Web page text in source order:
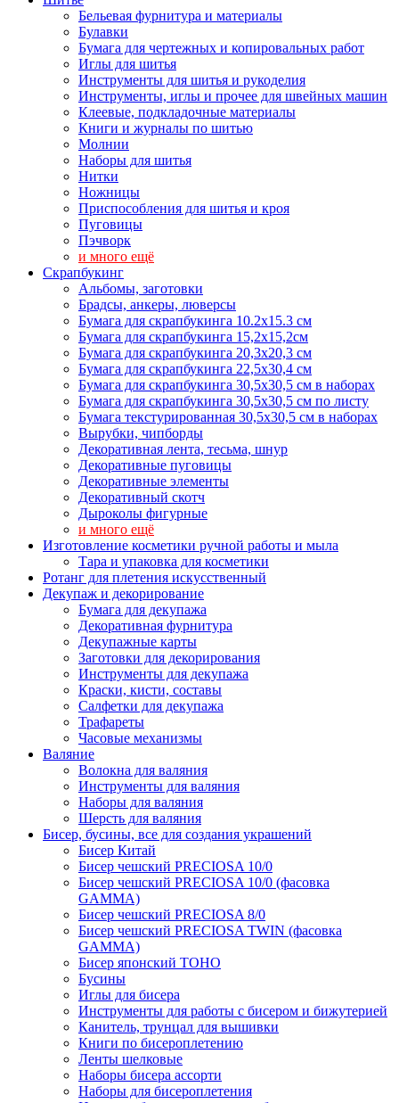
Бельевая фурнитура и материалы
Булавки
Бумага для чертежных и копировальных работ
Иглы для шитья
Инструменты для шитья и рукоделия
Инструменты, иглы и прочее для швейных машин
Клеевые, подкладочные материалы
Книги и журналы по шитью
Молнии
Наборы для шитья
Нитки
Ножницы
Приспособления для шитья и кроя
Пуговицы
Пэчворк
и много ещё
Скрапбукинг
Альбомы, заготовки
Брадсы, анкеры, люверсы
Бумага для скрапбукинга 10.2х15.3 см
Бумага для скрапбукинга 15,2х15,2см
Бумага для скрапбукинга 20,3х20,3 см
Бумага для скрапбукинга 22,5х30,4 см
Бумага для скрапбукинга 30,5х30,5 см в наборах
Бумага для скрапбукинга 30,5х30,5 см по листу
Бумага текстурированная 30,5х30,5 см в наборах
Вырубки, чипборды
Декоративная лента, тесьма, шнур
Декоративные пуговицы
Декоративные элементы
Декоративный скотч
Дыроколы фигурные
и много ещё
Изготовление косметики ручной работы и мыла
Тара и упаковка для косметики
Ротанг для плетения искусственный
Декупаж и декорирование
Бумага для декупажа
Декоративная фурнитура
Декупажные карты
Заготовки для декорирования
Инструменты для декупажа
Краски, кисти, составы
Салфетки для декупажа
Трафареты
Часовые механизмы
Валяние
Волокна для валяния
Инструменты для валяния
Наборы для валяния
Шерсть для валяния
Бисер, бусины, все для создания украшений
Бисер Китай
Бисер чешский PRECIOSA 10/0
Бисер чешский PRECIOSA 10/0 (фасовка
GAMMA)
Бисер чешский PRECIOSA 8/0
Бисер чешский PRECIOSA TWIN (фасовка
GAMMA)
Бисер японский TOHO
Бусины
Иглы для бисера
Инструменты для работы с бисером и бижутерией
Канитель, трунцал для вышивки
Книги по бисероплетению
Ленты шелковые
Наборы бисера ассорти
Наборы для бисероплетения